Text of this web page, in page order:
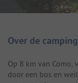
Over de camping
Op 8 km van Como,
door een bos en